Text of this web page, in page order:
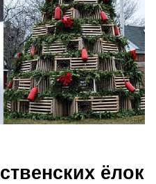
ёлок